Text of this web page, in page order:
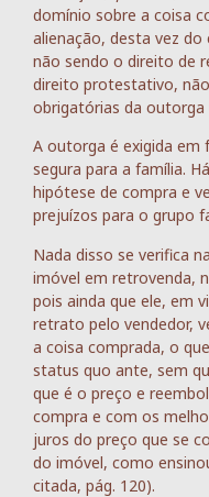
domínio sobre a coisa
alienação, desta vez do
não sendo o direito de
direito protestativo,
obrigatórias da outorga
A outorga é exigida em
segura para a família.
hipótese de compra e
prejuízos para o grupo
Nada disso se verifica
imóvel em retrovenda,
pois ainda que ele, em
retrato pelo vendedor,
a coisa comprada, o
status quo ante, sem
que é o preço e
compra e com os
juros do preço que se
do imóvel, como
citada, pág. 120).